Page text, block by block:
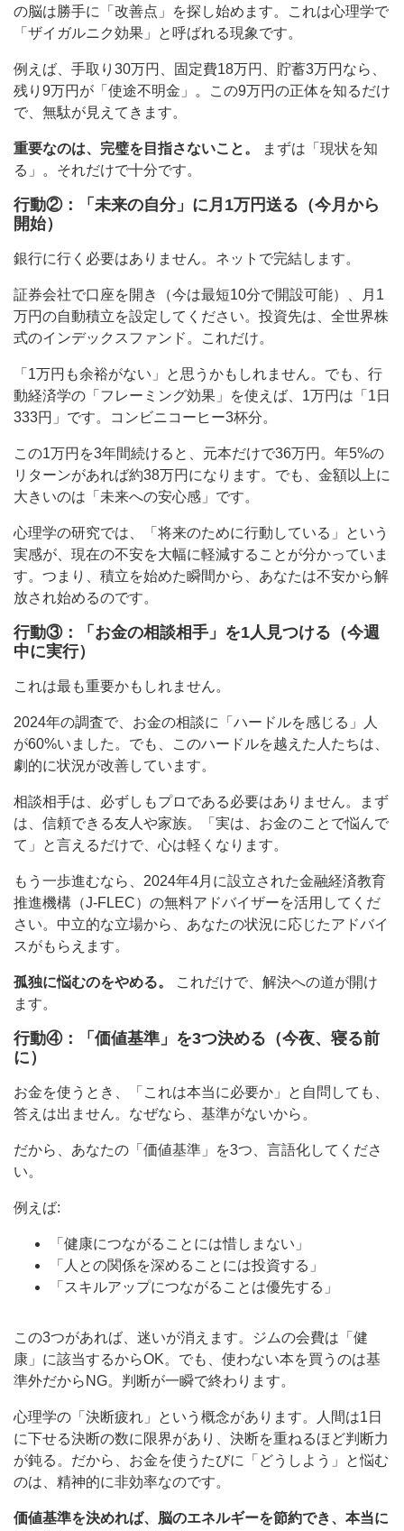
の脳は勝手に「改善点」を探し始めます。これは心理学で
「ザイガルニク効果」と呼ばれる現象です。
例えば、手取り30万円、固定費18万円、貯蓄3万円なら、
残り9万円が「使途不明金」。この9万円の正体を知るだけ
で、無駄が見えてきます。
重要なのは、完璧を目指さないこと。
まずは「現状を知
る」。それだけで十分です。
行動②：「未来の自分」に月1万円送る（今月から
開始）
銀行に行く必要はありません。ネットで完結します。
証券会社で口座を開き（今は最短10分で開設可能）、月1
万円の自動積立を設定してください。投資先は、全世界株
式のインデックスファンド。これだけ。
「1万円も余裕がない」と思うかもしれません。でも、行
動経済学の「フレーミング効果」を使えば、1万円は「1日
333円」です。コンビニコーヒー3杯分。
この1万円を3年間続けると、元本だけで36万円。年5%の
リターンがあれば約38万円になります。でも、金額以上に
大きいのは「未来への安心感」です。
心理学の研究では、「将来のために行動している」という
実感が、現在の不安を大幅に軽減することが分かっていま
す。つまり、積立を始めた瞬間から、あなたは不安から解
放され始めるのです。
行動③：「お金の相談相手」を1人見つける（今週
中に実行）
これは最も重要かもしれません。
2024年の調査で、お金の相談に「ハードルを感じる」人
が60%いました。でも、このハードルを越えた人たちは、
劇的に状況が改善しています。
相談相手は、必ずしもプロである必要はありません。まず
は、信頼できる友人や家族。「実は、お金のことで悩んで
て」と言えるだけで、心は軽くなります。
もう一歩進むなら、2024年4月に設立された金融経済教育
推進機構（J-FLEC）の無料アドバイザーを活用してくだ
さい。中立的な立場から、あなたの状況に応じたアドバイ
スがもらえます。
孤独に悩むのをやめる。
これだけで、解決への道が開け
ます。
行動④：「価値基準」を3つ決める（今夜、寝る前
に）
お金を使うとき、「これは本当に必要か」と自問しても、
答えは出ません。なぜなら、基準がないから。
だから、あなたの「価値基準」を3つ、言語化してくださ
い。
例えば:
「健康につながることには惜しまない」
「人との関係を深めることには投資する」
「スキルアップにつながることは優先する」
この3つがあれば、迷いが消えます。ジムの会費は「健
康」に該当するからOK。でも、使わない本を買うのは基
準外だからNG。判断が一瞬で終わります。
心理学の「決断疲れ」という概念があります。人間は1日
に下せる決断の数に限界があり、決断を重ねるほど判断力
が鈍る。だから、お金を使うたびに「どうしよう」と悩む
のは、精神的に非効率なのです。
価値基準を決めれば、脳のエネルギーを節約でき、本当に